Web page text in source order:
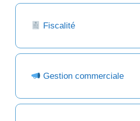
Fiscalité
Gestion commerciale